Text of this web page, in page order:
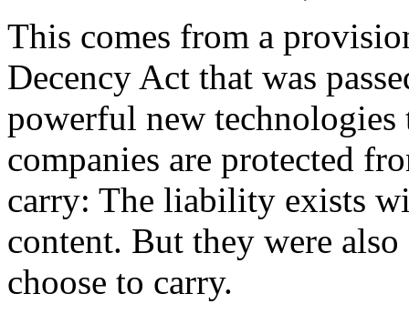
This comes from a
Decency Act that was
powerful new technologies
companies are protected
carry: The liability exists
content. But they were
choose to carry.